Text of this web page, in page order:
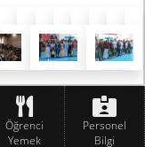
Öğrenci
Yemek
Personel
Bilgi